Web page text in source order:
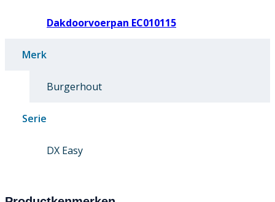
Dakdoorvoerpan EC010115
Merk
Burgerhout
Serie
DX Easy